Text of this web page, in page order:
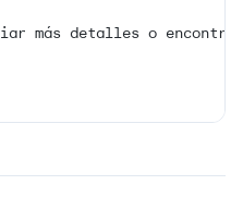
más detalles o